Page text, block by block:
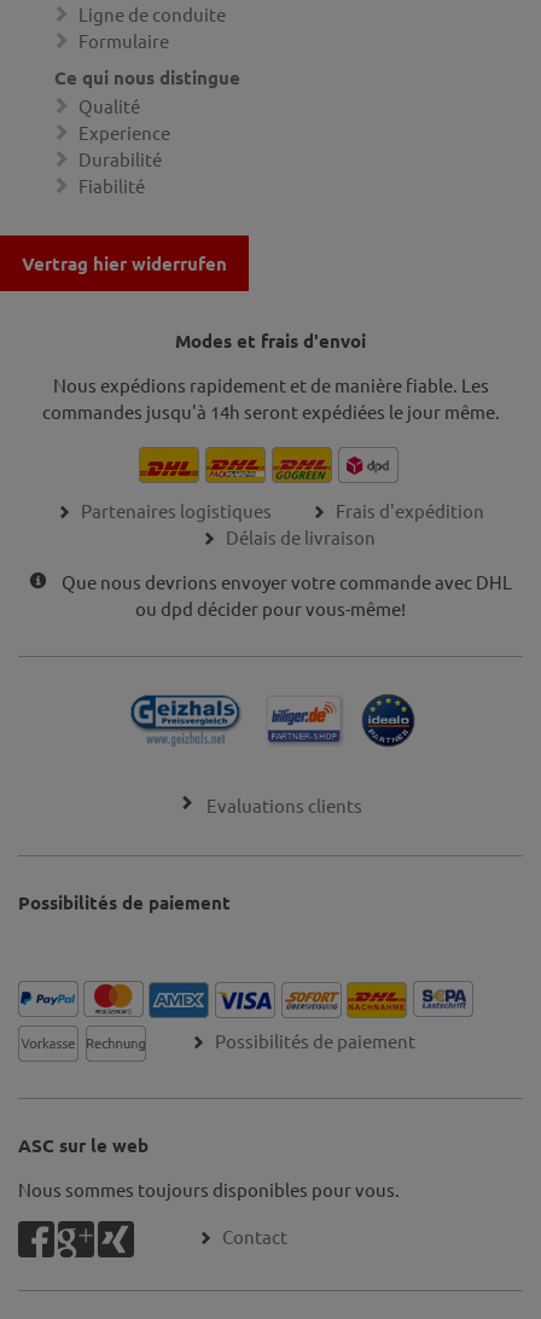
Ligne de conduite
Formulaire
Ce qui nous distingue
Qualité
Experience
Durabilité
Fiabilité
Vertrag hier widerrufen
Modes et frais d'envoi
Nous expédions rapidement et de manière fiable. Les
commandes jusqu'à 14h seront expédiées le jour même.
Partenaires logistiques
Frais d'expédition
Délais de livraison
Que nous devrions envoyer votre commande avec DHL
ou dpd décider pour vous-même!
Evaluations clients
Possibilités de paiement
Possibilités de paiement
ASC sur le web
Nous sommes toujours disponibles pour vous.
Contact